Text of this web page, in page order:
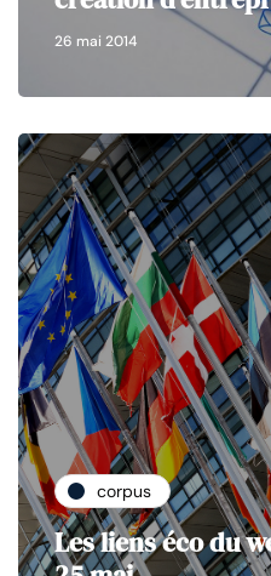
26 mai 2014
corpus
Les liens éco du